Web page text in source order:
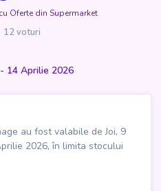
Oferte din Supermarket
12 voturi
14 Aprilie 2026
au fost valabile de Joi, 9
2026, în limita stocului